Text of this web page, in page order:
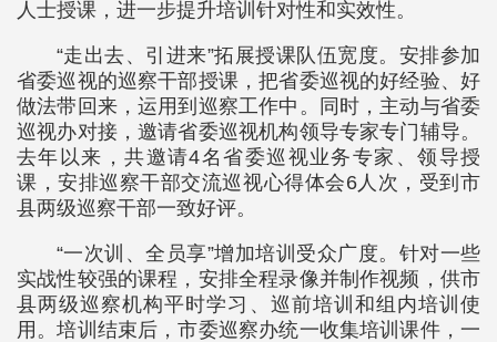
人士授课，进一步提升培训针对性和实效性。
“走出去、引进来”拓展授课队伍宽度。安排参加
省委巡视的巡察干部授课，把省委巡视的好经验、好
做法带回来，运用到巡察工作中。同时，主动与省委
巡视办对接，邀请省委巡视机构领导专家专门辅导。
去年以来，共邀请4名省委巡视业务专家、领导授
课，安排巡察干部交流巡视心得体会6人次，受到市
县两级巡察干部一致好评。
“一次训、全员享”增加培训受众广度。针对一些
实战性较强的课程，安排全程录像并制作视频，供市
县两级巡察机构平时学习、巡前培训和组内培训使
用。培训结束后，市委巡察办统一收集培训课件，一